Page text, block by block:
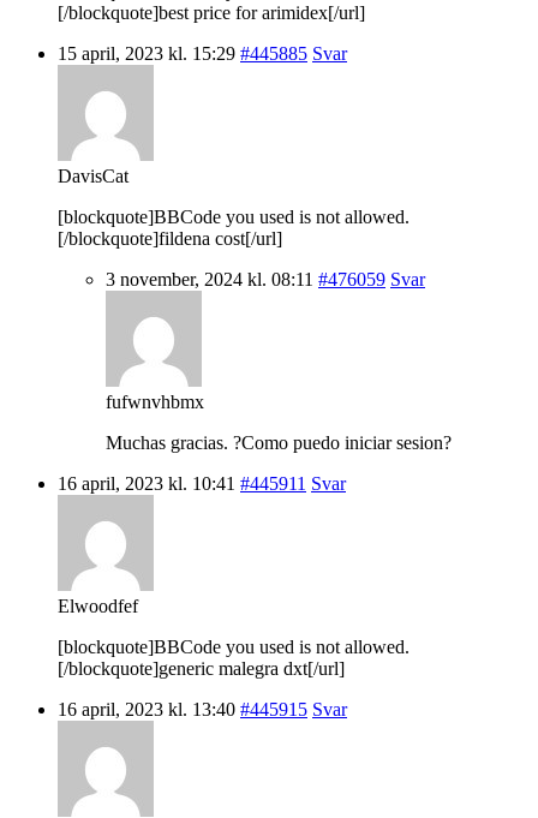
[/blockquote]best price for arimidex[/url]
15 april, 2023 kl. 15:29 #445885 Svar
DavisCat
[blockquote]BBCode you used is not allowed.
[/blockquote]fildena cost[/url]
3 november, 2024 kl. 08:11 #476059 Svar
fufwnvhbmx
Muchas gracias. ?Como puedo iniciar sesion?
16 april, 2023 kl. 10:41 #445911 Svar
Elwoodfef
[blockquote]BBCode you used is not allowed.
[/blockquote]generic malegra dxt[/url]
16 april, 2023 kl. 13:40 #445915 Svar